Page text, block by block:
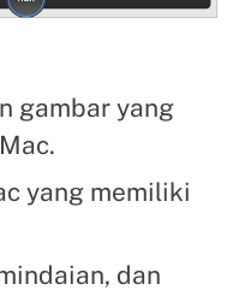
gambar yang
yang memiliki
dan